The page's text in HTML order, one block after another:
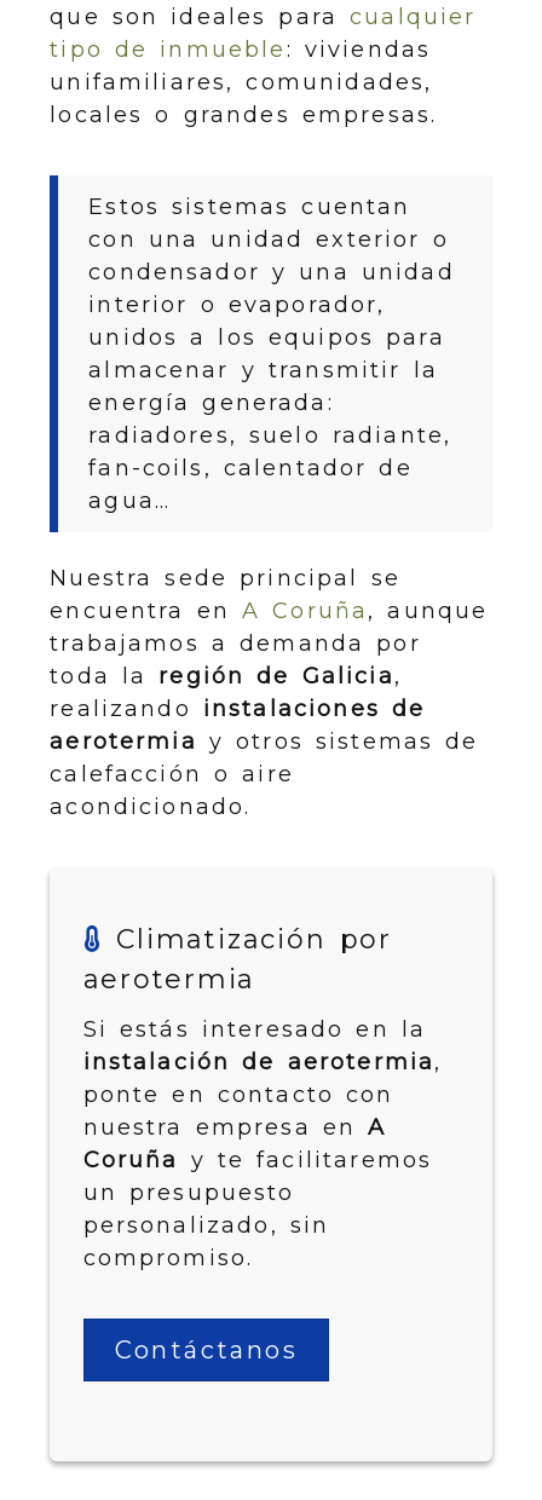
que son ideales paracualquier
tipo de inmueble: viviendas
unifamiliares, comunidades,
locales o grandes empresas.
Estos sistemas cuentan
con una unidad exterior o
condensador y una unidad
interior o evaporador,
unidos a los equipos para
almacenar y transmitir la
energía generada:
radiadores, suelo radiante,
fan-coils, calentador de
agua…
Nuestra sede principal se
encuentra enA Coruña , aunque
trabajamos a demanda por
toda la región de Galicia,
realizando instalaciones de
aerotermia y otros sistemas de
calefacción o aire
acondicionado.
Climatización por
aerotermia
Si estás interesado en la
instalación de aerotermia,
ponte en contacto con
nuestra empresa enA
Coruña
y te facilitaremos
un presupuesto
personalizado, sin
compromiso.
Contáctanos